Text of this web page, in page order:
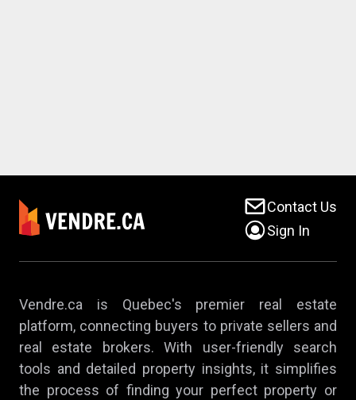
Contact Us
Sign In
Vendre.ca is Quebec's premier real estate
platform, connecting buyers to private sellers and
real estate brokers. With user-friendly search
tools and detailed property insights, it simplifies
the process of finding your perfect property or